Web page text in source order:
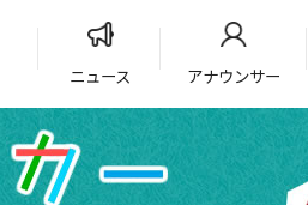
ニュース アナウンサー